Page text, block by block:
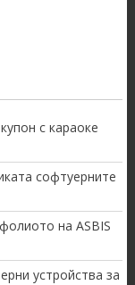
с караоке
софтуерните
на ASBIS
устройства за